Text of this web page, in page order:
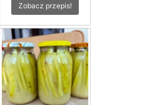
Zobacz przepis!